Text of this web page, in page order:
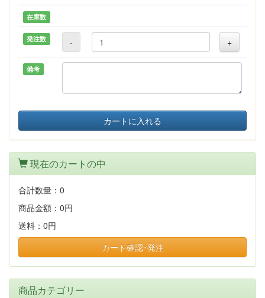
在庫数
発注数 - +
備考
カートに入れる
現在のカートの中
合計数量： 0
商品金額： 0円
送料： 0円
カート確認･発注
商品カテゴリー